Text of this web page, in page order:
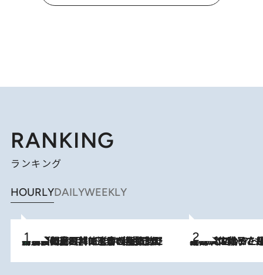
RANKING
ランキング
HOURLYDAILYWEEKLY
2026.8.8
「最後に見られてよかった」上野動物園の東園パンダ舎が解体前に特別公開。8月16日まで延長されたパネル展と共に辿る“半世紀”のパンダ飼育《解体工事の図面あり》 2026.8.5
【阿川佐和子さんの年とる力】なぜ70代で始めた趣味は“こんなに楽しい”のか？ ピアノ、俳句…スランプに陥っても続けられる“ある秘訣”とは